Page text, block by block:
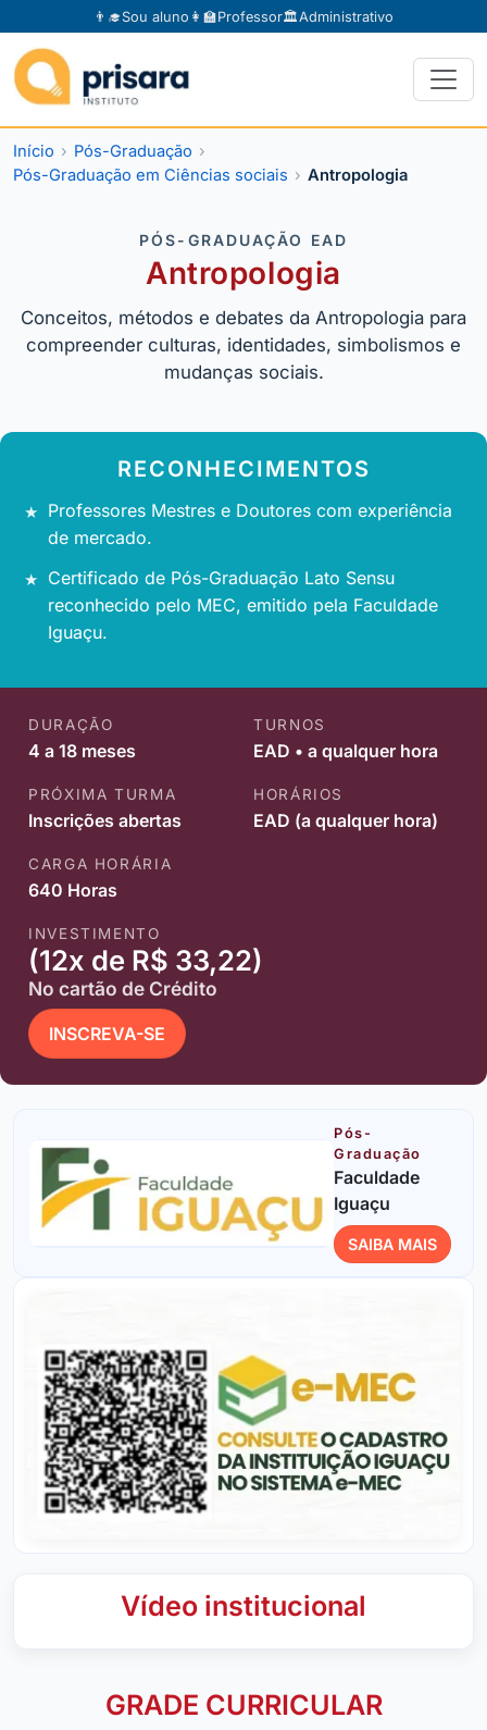
👨‍🎓Sou aluno 👩‍🏫Professor🏛️Administrativo
Início
Pós-Graduação
Pós-Graduação em Ciências sociais
Antropologia
PÓS-GRADUAÇÃO EAD
Antropologia
Conceitos, métodos e debates da Antropologia para
compreender culturas, identidades, simbolismos e
mudanças sociais.
RECONHECIMENTOS
Professores Mestres e Doutores com experiência
de mercado.
Certificado de Pós-Graduação Lato Sensu
reconhecido pelo MEC, emitido pela Faculdade
Iguaçu.
DURAÇÃO
4 a 18 meses
TURNOS
EAD • a qualquer hora
PRÓXIMA TURMA
Inscrições abertas
HORÁRIOS
EAD (a qualquer hora)
CARGA HORÁRIA
640 Horas
INVESTIMENTO
(12x de R$ 33,22)
No cartão de Crédito
INSCREVA-SE
Pós-
Graduação
Faculdade
Iguaçu
SAIBA MAIS
Vídeo institucional
GRADE CURRICULAR